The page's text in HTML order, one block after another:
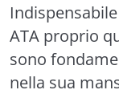
ATA proprio
sono
nella sua